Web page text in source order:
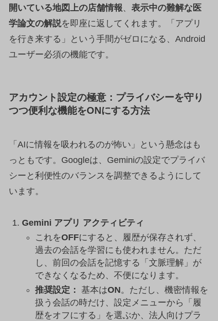
開いている地図上の店舗情報、 表示中の難解な医
学論文の解説を即座に返してくれます。「アプリ
を行き来する」という手間がゼロになる、Android
ユーザー必須の機能です。
アカウント設定の極意：プライバシーを守り
つつ便利な機能をONにする方法
「AIに情報を吸われるのが怖い」という懸念はも
っともです。Googleは、Geminiの設定でプライバ
シーと利便性のバランスを調整できるようにして
います。
Gemini アプリ アクティビティ
これをOFFにすると、履歴が保存されず、
過去の会話を学習にも使われません。ただ
し、前回の会話を記憶する「文脈理解」が
できなくなるため、不便になります。
推奨設定： 基本はON。ただし、機密情報を
扱う会話の時だけ、設定メニューから「履
歴をオフにする」を選ぶか、法人向けプラ